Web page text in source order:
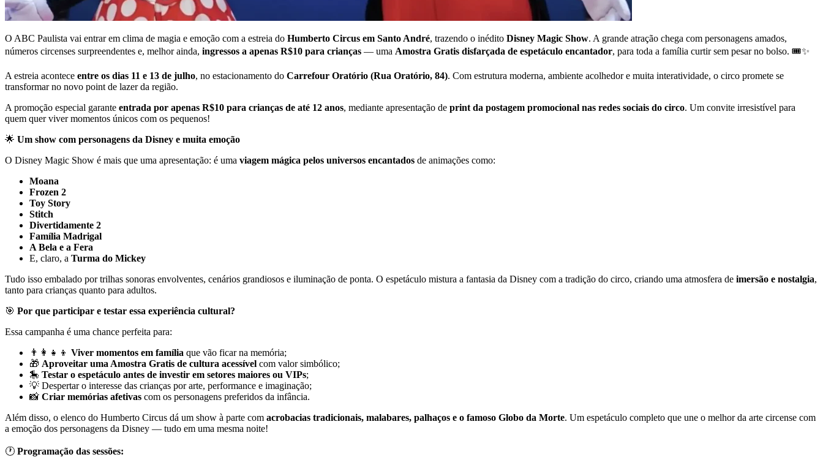
O ABC Paulista vai entrar em clima de magia e emoção com a estreia do Humberto Circus em Santo André, trazendo o inédito Disney Magic Show. A grande atração chega com personagens amados,
números circenses surpreendentes e, melhor ainda, ingressos a apenas R$10 para crianças — uma Amostra Gratis disfarçada de espetáculo encantador, para toda a família curtir sem pesar no bolso. 🎟️✨
A estreia acontece entre os dias 11 e 13 de julho, no estacionamento do Carrefour Oratório (Rua Oratório, 84). Com estrutura moderna, ambiente acolhedor e muita interatividade, o circo promete se
transformar no novo point de lazer da região.
A promoção especial garante entrada por apenas R$10 para crianças de até 12 anos, mediante apresentação de print da postagem promocional nas redes sociais do circo. Um convite irresistível para
quem quer viver momentos únicos com os pequenos!
🌟 Um show com personagens da Disney e muita emoção
O Disney Magic Show é mais que uma apresentação: é uma viagem mágica pelos universos encantados de animações como:
Moana
Frozen 2
Toy Story
Stitch
Divertidamente 2
Família Madrigal
A Bela e a Fera
E, claro, a Turma do Mickey
Tudo isso embalado por trilhas sonoras envolventes, cenários grandiosos e iluminação de ponta. O espetáculo mistura a fantasia da Disney com a tradição do circo, criando uma atmosfera de imersão e nostalgia,
tanto para crianças quanto para adultos.
🎯 Por que participar e testar essa experiência cultural?
Essa campanha é uma chance perfeita para:
👨‍👩‍👧‍👦 Viver momentos em família que vão ficar na memória;
🎁 Aproveitar uma Amostra Gratis de cultura acessível com valor simbólico;
🎠 Testar o espetáculo antes de investir em setores maiores ou VIPs;
💡 Despertar o interesse das crianças por arte, performance e imaginação;
📸 Criar memórias afetivas com os personagens preferidos da infância.
Além disso, o elenco do Humberto Circus dá um show à parte com acrobacias tradicionais, malabares, palhaços e o famoso Globo da Morte. Um espetáculo completo que une o melhor da arte circense com
a emoção dos personagens da Disney — tudo em uma mesma noite!
🕐 Programação das sessões: